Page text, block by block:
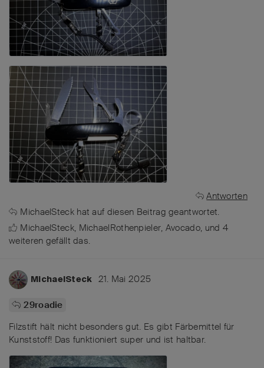
Antworten
MichaelSteck hat auf diesen Beitrag geantwortet.
MichaelSteck, MichaelRothenpieler, Avocado, und 4
weiteren gefällt das.
MichaelSteck 21. Mai 2025
29roadie
Filzstift hält nicht besonders gut. Es gibt Färbemittel für
Kunststoff! Das funktioniert super und ist haltbar.